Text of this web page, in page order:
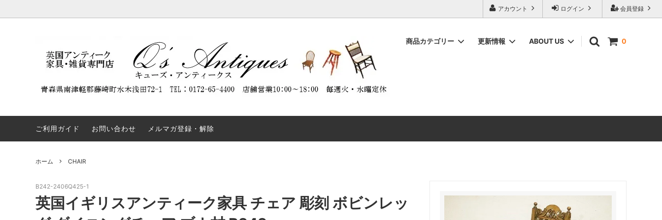
会員登録
ログイン
アカウント
0
商品カテゴリー
BOOKCASE DESK
SIDEBOARD TABLE CHAIR
OTHERS COLLECTABLES OTHER FURNITURE
更新情報
割引商品 特別割引商品
ABOUT US
Q'S ANTIQUES（キューズ・アンティー
クス）について
RESTORATION（商品のメンテナンスに
ついて）
ABOUT ANTIQUES（アンティーク家具
について）
ください。
ご利用ガイド
お問い合わせ メルマガ登録・解除
ホーム CHAIR
B242-2406Q425-1
英国イギリスアンティーク家具 チェア 彫刻 ボビンレッ